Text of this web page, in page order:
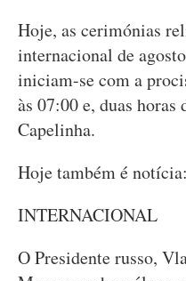
Hoje, as cerimónias
internacional de
iniciam-se com a
às 07:00 e, duas horas
Capelinha.
Hoje também é notícia:
INTERNACIONAL
O Presidente russo,